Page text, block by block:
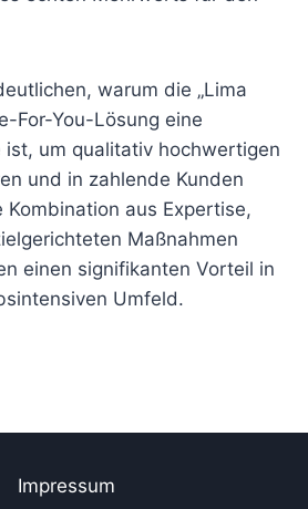
warum die „Lima
For-You-Lösung eine
um qualitativ hochwertigen
und in zahlende Kunden
Kombination aus Expertise,
Maßnahmen
einen signifikanten Vorteil in
Umfeld.
Impressum